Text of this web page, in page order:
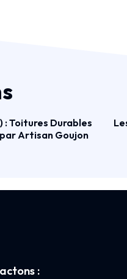
: Toitures Durables
Artisan Goujon
: